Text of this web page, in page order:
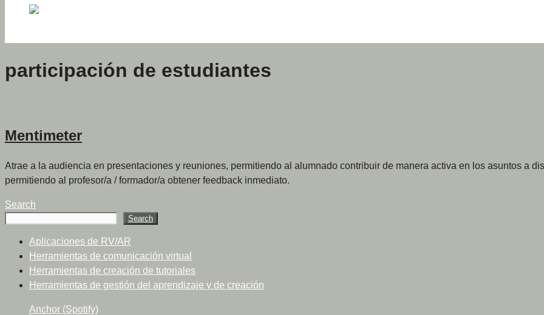
participación de estudiantes
Mentimeter
Atrae a la audiencia en presentaciones y reuniones, permitiendo al alumnado contribuir de manera activa en los asuntos a
permitiendo al profesor/a / formador/a obtener feedback inmediato.
Search
Search
Aplicaciones de RV/AR
Herramientas de comunicación virtual
Herramientas de creación de tutoriales
Herramientas de gestión del aprendizaje y de creación
Anchor (Spotify)